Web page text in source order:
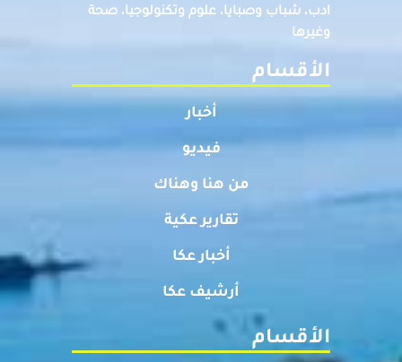
ادب، شباب وصبايا، علوم وتكنولوجيا، صحة
وغيرها
الأقسام
أخبار
فيديو
من هنا وهناك
تقارير عكية
أخبار عكا
أرشيف عكا
الأقسام